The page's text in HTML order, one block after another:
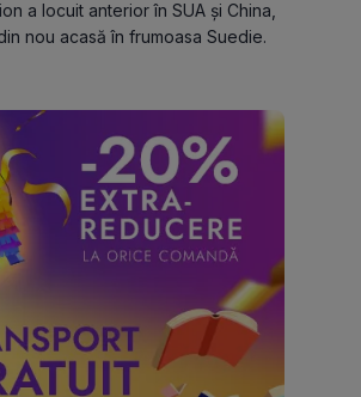
a locuit anterior în SUA și China,
nou acasă în frumoasa Suedie.